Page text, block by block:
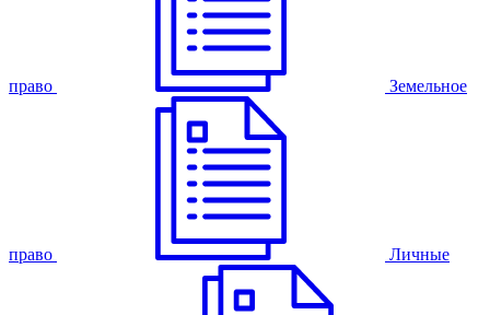
право Земельное
право Личные